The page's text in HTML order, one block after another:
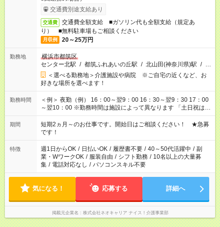
交通費別途支給あり
交通費
交通費全額支給 ■ガソリン代も全額支給（規定あ
り） ■無料駐車場もご相談ください
月収例 20～25万円
勤務地
横浜市都筑区
センター北駅 / 都筑ふれあいの丘駅 / 北山田(神奈川県)駅 / …
＜選べる勤務地＞介護施設や病院 ※ご自宅の近くなど、お
好きな場所を選べます！
勤務時間
＜例＞ 夜勤（例） 16：00～翌9：00 16：30～翌9：30 17：00
～翌10：00 ※勤務時間は施設によって異なります 「土日祝は休
みたい」 「しっかり稼ぎたい」 「もう少し遅い時間から始めた
い」など ご希望にあったお仕事をご案内いたします。 ※未経験
の方の場合は1～2ヶ月間は日中での仕事を経験いただき、 お
仕事に慣れてからの夜勤になります。 ★家庭の都合でお休みが
必要な場合も遠慮なくご相談ください。
期間
短期2ヵ月～のお仕事です。開始日はご相談ください！ ★急募
です！
特徴 週1日からOK / 日払いOK / 履歴書不要 / 40～50代活躍中 / 副
業・WワークOK / 服装自由 / シフト勤務 / 10名以上の大量募
集 / 電話対応なし / パソコンスキル不要
気になる！ 応募する 詳細へ
掲載元企業名 株式会社ネオキャリア ナイス！介護事業部